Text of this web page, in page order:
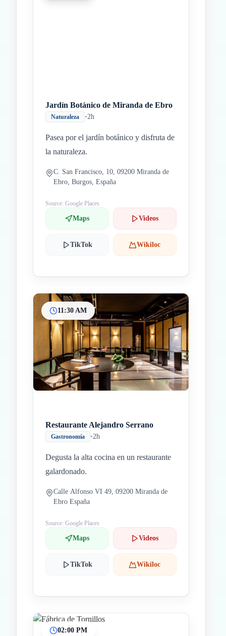
Jardín Botánico de Miranda de Ebro
Naturaleza •2h
Pasea por el jardín botánico y disfruta de
la naturaleza.
C. San Francisco, 10, 09200 Miranda de
Ebro, Burgos, España
Source: Google Places
Maps Videos
TikTok Wikiloc
11:30 AM
Restaurante Alejandro Serrano
Gastronomía •2h
Degusta la alta cocina en un restaurante
galardonado.
Calle Alfonso VI 49, 09200 Miranda de
Ebro España
Source: Google Places
Maps Videos
TikTok Wikiloc
02:00 PM